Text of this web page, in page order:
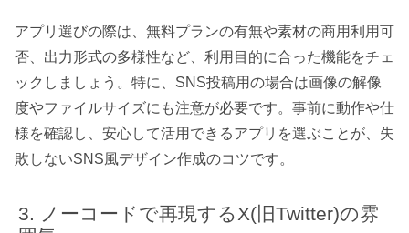
アプリ選びの際は、無料プランの有無や素材の商用利用可
否、出力形式の多様性など、利用目的に合った機能をチェ
ックしましょう。特に、SNS投稿用の場合は画像の解像
度やファイルサイズにも注意が必要です。事前に動作や仕
様を確認し、安心して活用できるアプリを選ぶことが、失
敗しないSNS風デザイン作成のコツです。
ノーコードで再現するX(旧Twitter)の雰